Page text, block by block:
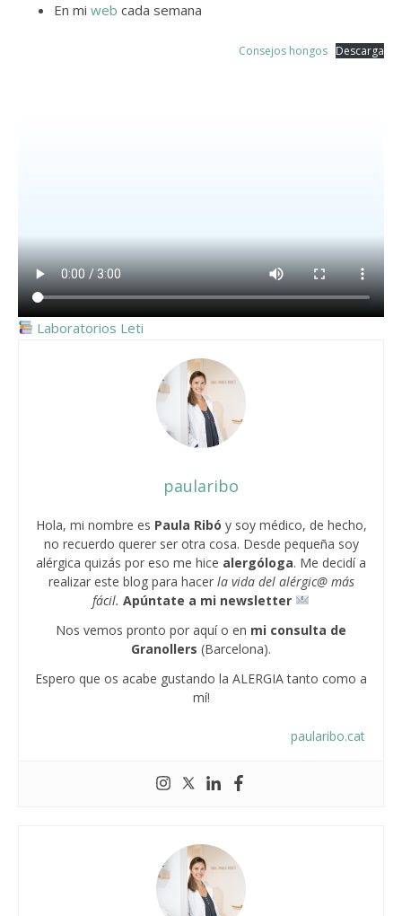
En mi web cada semana
Consejos hongos Descarga
Laboratorios Leti
paularibo
Hola, mi nombre es Paula Ribó y soy médico, de hecho,
no recuerdo querer ser otra cosa. Desde pequeña soy
alérgica quizás por eso me hice alergóloga. Me decidí a
realizar este blog para hacerla vida del alérgic@ más
fácil.Apúntate a mi newsletter
Nos vemos pronto por aquí o en mi consulta de
Granollers (Barcelona).
Espero que os acabe gustando la ALERGIA tanto como a
mí!
paularibo.cat